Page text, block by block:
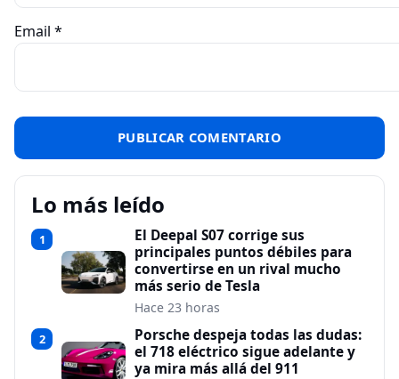
Email *
Lo más leído
1
El Deepal S07 corrige sus
principales puntos débiles para
convertirse en un rival mucho
más serio de Tesla
Hace 23 horas
2
Porsche despeja todas las dudas:
el 718 eléctrico sigue adelante y
ya mira más allá del 911